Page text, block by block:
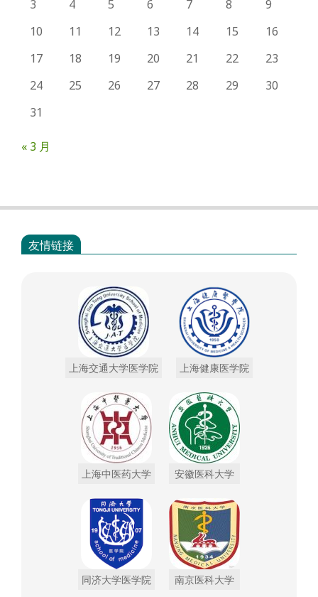
3 4 5 6 7 8
9
10
11 12 13 14 15
16
17
18 19 20 21 22
23
24
25 26 27 28 29
30
31
« 3 月
友情链接
上海交通大学医学院 上海健康医学院
上海中医药大学 安徽医科大学
同济大学医学院 南京医科大学